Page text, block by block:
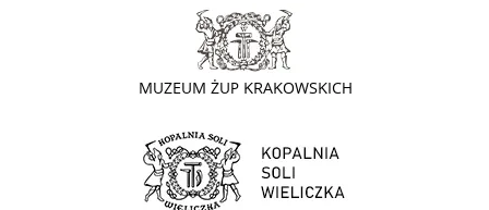
link do strony - Muzeum Żup Krakowskich Wieliczka
link do strony Kopalni Soli Wieliczka